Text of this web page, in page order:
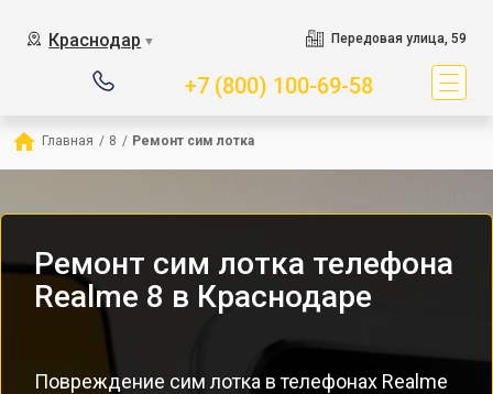
Краснодар ▼ Передовая улица, 59
+7 (800) 100-69-58
Главная / 8 / Ремонт сим лотка
Ремонт сим лотка телефона
Realme 8 в Краснодаре
Повреждение сим лотка в телефонах Realme